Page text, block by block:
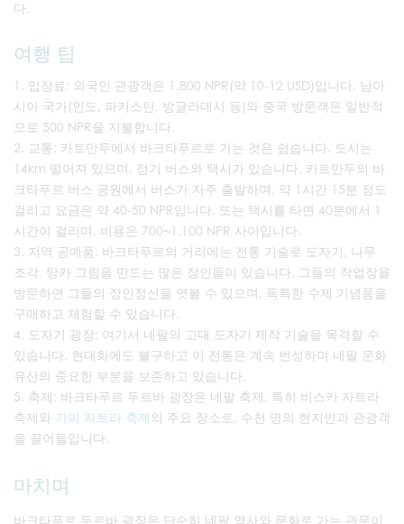
다.
여행 팁
입장료: 외국인 관광객은 1,800 NPR(약 10-12 USD)입니다. 남아
시아 국가(인도, 파키스탄, 방글라데시 등)와 중국 방문객은 일반적
으로 500 NPR을 지불합니다.
교통: 카트만두에서 바크타푸르로 가는 것은 쉽습니다. 도시는
14km 떨어져 있으며, 정기 버스와 택시가 있습니다. 카트만두의 바
크타푸르 버스 공원에서 버스가 자주 출발하며, 약 1시간 15분 정도
걸리고 요금은 약 40-50 NPR입니다. 또는 택시를 타면 40분에서 1
시간이 걸리며, 비용은 700~1,100 NPR 사이입니다.
지역 공예품: 바크타푸르의 거리에는 전통 기술로 도자기, 나무
조각, 탕카 그림을 만드는 많은 장인들이 있습니다. 그들의 작업장을
방문하면 그들의 장인정신을 엿볼 수 있으며, 독특한 수제 기념품을
구매하고 체험할 수 있습니다.
도자기 광장: 여기서 네팔의 고대 도자기 제작 기술을 목격할 수
있습니다. 현대화에도 불구하고 이 전통은 계속 번성하며 네팔 문화
유산의 중요한 부분을 보존하고 있습니다.
축제: 바크타푸르 두르바 광장은 네팔 축제, 특히 비스카 자트라
축제와 가이 자트라 축제의 주요 장소로, 수천 명의 현지인과 관광객
을 끌어들입니다.
마치며
바크타푸르 두르바 광장은 단순히 네팔 역사와 문화로 가는 관문이